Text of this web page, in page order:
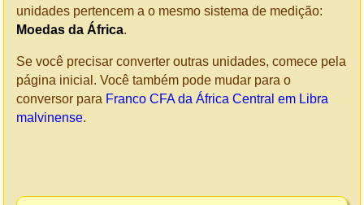
unidades pertencem a o mesmo sistema de medição:
Moedas da África.
Se você precisar converter outras unidades, comece pela
página inicial. Você também pode mudar para o
conversor para Franco CFA da África Central em Libra
malvinense.